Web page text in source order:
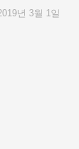
년 3월 1일